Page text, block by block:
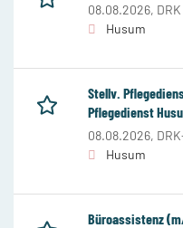
08.08.2026,
Husum
Stellv.
Pflegedienst
08.08.2026,
Husum
Büroassistenz